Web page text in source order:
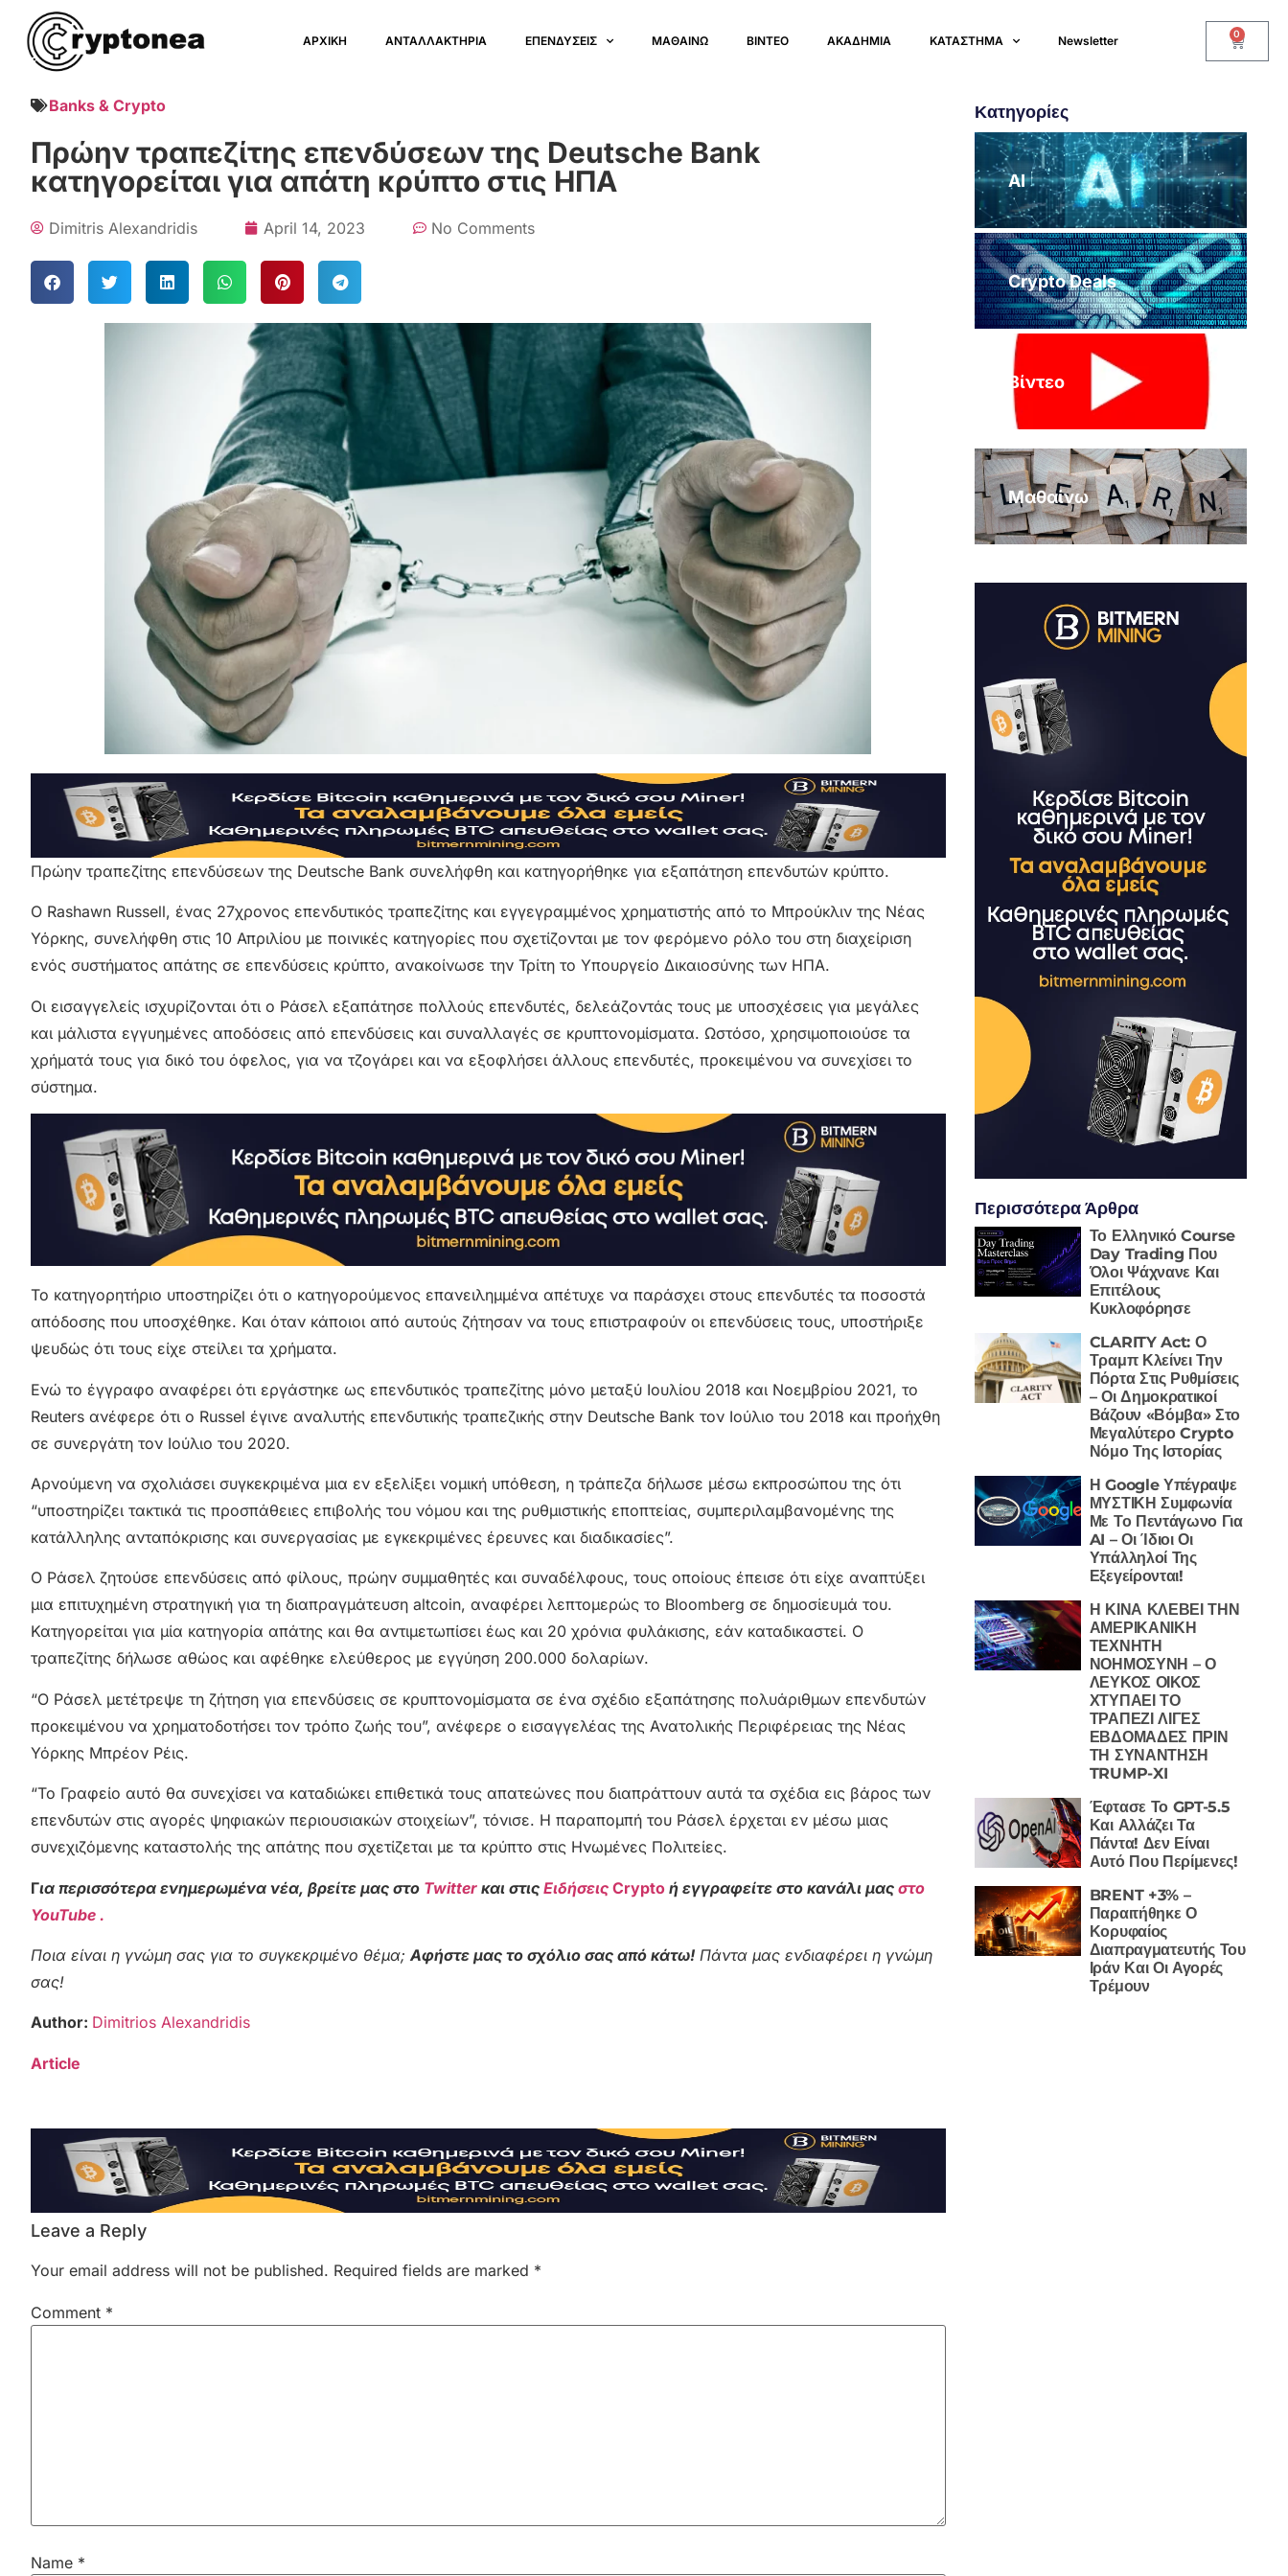
ΑΡΧΙΚΗ ΑΝΤΑΛΛΑΚΤΗΡΙΑ ΕΠΕΝΔΥΣΕΙΣ ΜΑΘΑΙΝΩ ΒΙΝΤΕΟ ΑΚΑΔΗΜΙΑ ΚΑΤΑΣΤΗΜΑ Newsletter 0
Banks & Crypto
Πρώην τραπεζίτης επενδύσεων της Deutsche Bank
κατηγορείται για απάτη κρύπτο στις ΗΠΑ
Dimitris Alexandridis April 14, 2023 No Comments
Πρώην τραπεζίτης επενδύσεων της Deutsche Bank συνελήφθη και κατηγορήθηκε για εξαπάτηση επενδυτών κρύπτο.
Ο Rashawn Russell, ένας 27χρονος επενδυτικός τραπεζίτης και εγγεγραμμένος χρηματιστής από το Μπρούκλιν της Νέας
Υόρκης, συνελήφθη στις 10 Απριλίου με ποινικές κατηγορίες που σχετίζονται με τον φερόμενο ρόλο του στη διαχείριση
ενός συστήματος απάτης σε επενδύσεις κρύπτο, ανακοίνωσε την Τρίτη το Υπουργείο Δικαιοσύνης των ΗΠΑ.
Οι εισαγγελείς ισχυρίζονται ότι ο Ράσελ εξαπάτησε πολλούς επενδυτές, δελεάζοντάς τους με υποσχέσεις για μεγάλες
και μάλιστα εγγυημένες αποδόσεις από επενδύσεις και συναλλαγές σε κρυπτονομίσματα. Ωστόσο, χρησιμοποιούσε τα
χρήματά τους για δικό του όφελος, για να τζογάρει και να εξοφλήσει άλλους επενδυτές, προκειμένου να συνεχίσει το
σύστημα.
Το κατηγορητήριο υποστηρίζει ότι ο κατηγορούμενος επανειλημμένα απέτυχε να παράσχει στους επενδυτές τα ποσοστά
απόδοσης που υποσχέθηκε. Και όταν κάποιοι από αυτούς ζήτησαν να τους επιστραφούν οι επενδύσεις τους, υποστήριξε
ψευδώς ότι τους είχε στείλει τα χρήματα.
Ενώ το έγγραφο αναφέρει ότι εργάστηκε ως επενδυτικός τραπεζίτης μόνο μεταξύ Ιουλίου 2018 και Νοεμβρίου 2021, το
Reuters ανέφερε ότι ο Russel έγινε αναλυτής επενδυτικής τραπεζικής στην Deutsche Bank τον Ιούλιο του 2018 και προήχθη
σε συνεργάτη τον Ιούλιο του 2020.
Αρνούμενη να σχολιάσει συγκεκριμένα μια εν εξελίξει νομική υπόθεση, η τράπεζα δήλωσε μέσω εκπροσώπου της ότι
“υποστηρίζει τακτικά τις προσπάθειες επιβολής του νόμου και της ρυθμιστικής εποπτείας, συμπεριλαμβανομένης της
κατάλληλης ανταπόκρισης και συνεργασίας με εγκεκριμένες έρευνες και διαδικασίες”.
Ο Ράσελ ζητούσε επενδύσεις από φίλους, πρώην συμμαθητές και συναδέλφους, τους οποίους έπεισε ότι είχε αναπτύξει
μια επιτυχημένη στρατηγική για τη διαπραγμάτευση altcoin, αναφέρει λεπτομερώς το Bloomberg σε δημοσίευμά του.
Κατηγορείται για μία κατηγορία απάτης και θα αντιμετωπίσει έως και 20 χρόνια φυλάκισης, εάν καταδικαστεί. Ο
τραπεζίτης δήλωσε αθώος και αφέθηκε ελεύθερος με εγγύηση 200.000 δολαρίων.
“Ο Ράσελ μετέτρεψε τη ζήτηση για επενδύσεις σε κρυπτονομίσματα σε ένα σχέδιο εξαπάτησης πολυάριθμων επενδυτών
προκειμένου να χρηματοδοτήσει τον τρόπο ζωής του”, ανέφερε ο εισαγγελέας της Ανατολικής Περιφέρειας της Νέας
Υόρκης Μπρέον Ρέις.
“Το Γραφείο αυτό θα συνεχίσει να καταδιώκει επιθετικά τους απατεώνες που διαπράττουν αυτά τα σχέδια εις βάρος των
επενδυτών στις αγορές ψηφιακών περιουσιακών στοιχείων”, τόνισε. Η παραπομπή του Ράσελ έρχεται εν μέσω μιας
συνεχιζόμενης καταστολής της απάτης που σχετίζεται με τα κρύπτο στις Ηνωμένες Πολιτείες.
Για περισσότερα ενημερωμένα νέα, βρείτε μας στο Twitter και στις Ειδήσεις Crypto ή εγγραφείτε στο κανάλι μας στο
YouTube .
Ποια είναι η γνώμη σας για το συγκεκριμένο θέμα;Αφήστε μας το σχόλιο σας από κάτω! Πάντα μας ενδιαφέρει η γνώμη
σας!
Author: Dimitrios Alexandridis
Article
Leave a Reply
Your email address will not be published. Required fields are marked *
Comment *
Name *
Κατηγορίες
AI
Crypto Deals
Βίντεο
Μαθαίνω
Περισσότερα Άρθρα
Το Ελληνικό Course
Day Trading Που
Όλοι Ψάχνανε Και
Επιτέλους
Κυκλοφόρησε
CLARITY Act: Ο
Τραμπ Κλείνει Την
Πόρτα Στις Ρυθμίσεις
– Οι Δημοκρατικοί
Βάζουν «Βόμβα» Στο
Μεγαλύτερο Crypto
Νόμο Της Ιστορίας
Η Google Υπέγραψε
ΜΥΣΤΙΚΗ Συμφωνία
Με Το Πεντάγωνο Για
AI – Οι Ίδιοι Οι
Υπάλληλοί Της
Εξεγείρονται!
Η ΚΙΝΑ ΚΛΕΒΕΙ ΤΗΝ
ΑΜΕΡΙΚΑΝΙΚΗ
ΤΕΧΝΗΤΗ
ΝΟΗΜΟΣΥΝΗ – Ο
ΛΕΥΚΟΣ ΟΙΚΟΣ
ΧΤΥΠΑΕΙ ΤΟ
ΤΡΑΠΕΖΙ ΛΙΓΕΣ
ΕΒΔΟΜΑΔΕΣ ΠΡΙΝ
ΤΗ ΣΥΝΑΝΤΗΣΗ
TRUMP-XI
Έφτασε Το GPT-5.5
Και Αλλάζει Τα
Πάντα! Δεν Είναι
Αυτό Που Περίμενες!
BRENT +3% –
Παραιτήθηκε Ο
Κορυφαίος
Διαπραγματευτής Του
Ιράν Και Οι Αγορές
Τρέμουν